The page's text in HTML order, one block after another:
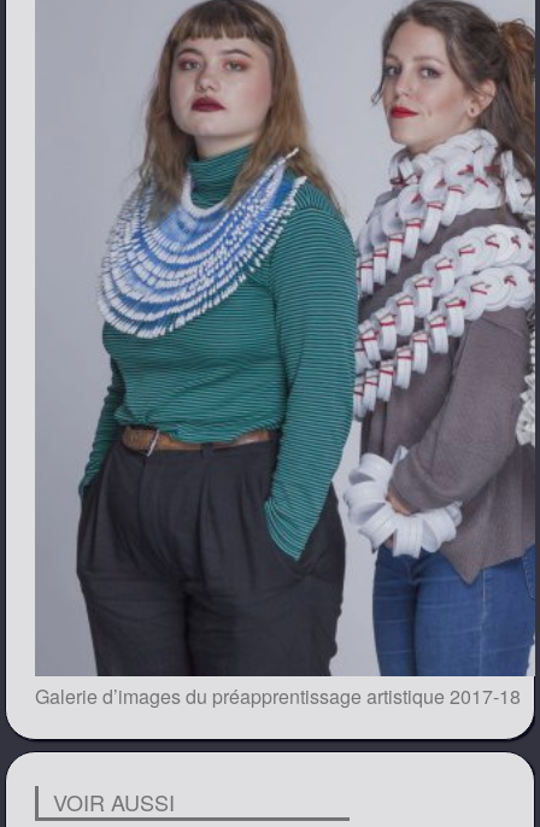
Galerie d’images du préapprentissage artistique 2017-18
VOIR AUSSI